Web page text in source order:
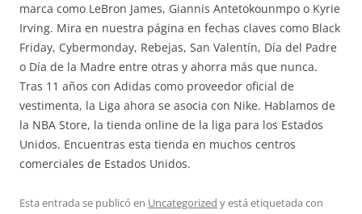
marca como LeBron James, Giannis Antetokounmpo o Kyrie
Irving. Mira en nuestra página en fechas claves como Black
Friday, Cybermonday, Rebejas, San Valentín, Día del Padre
o Día de la Madre entre otras y ahorra más que nunca.
Tras 11 años con Adidas como proveedor oficial de
vestimenta, la Liga ahora se asocia con Nike. Hablamos de
la NBA Store, la tienda online de la liga para los Estados
Unidos. Encuentras esta tienda en muchos centros
comerciales de Estados Unidos.
Esta entrada se publicó en Uncategorized y está etiquetada con